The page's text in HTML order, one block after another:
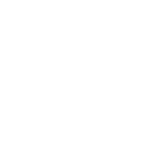
clientes com o